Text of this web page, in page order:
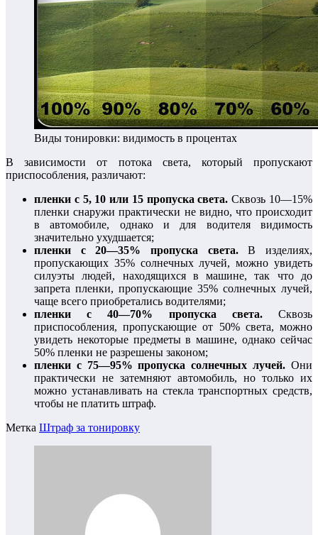
Виды тонировки: видимость в процентах
В зависимости от потока света, который пропускают
приспособления, различают:
пленки с 5, 10 или 15 пропуска света. Сквозь 10—15%
пленки снаружи практически не видно, что происходит
в автомобиле, однако и для водителя видимость
значительно ухудшается;
пленки с 20—35% пропуска света.В изделиях,
пропускающих 35% солнечных лучей, можно увидеть
силуэты людей, находящихся в машине, так что до
запрета пленки, пропускающие 35% солнечных лучей,
чаще всего приобретались водителями;
пленки с 40—70% пропуска света.Сквозь
приспособления, пропускающие от 50% света, можно
увидеть некоторые предметы в машине, однако сейчас
50% пленки не разрешены законом;
пленки с 75—95% пропуска солнечных лучей. Они
практически не затемняют автомобиль, но только их
можно устанавливать на стекла транспортных средств,
чтобы не платить штраф.
Метка Штраф за тонировку